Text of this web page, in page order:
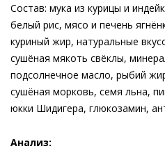
Состав: мука из курицы и
белый рис, мясо и печень
куриный жир, натуральные
сушёная мякоть свёклы,
подсолнечное масло, рыбий
сушёная морковь, семя льна,
юкки Шидигера, глюкозамин,
Анализ: